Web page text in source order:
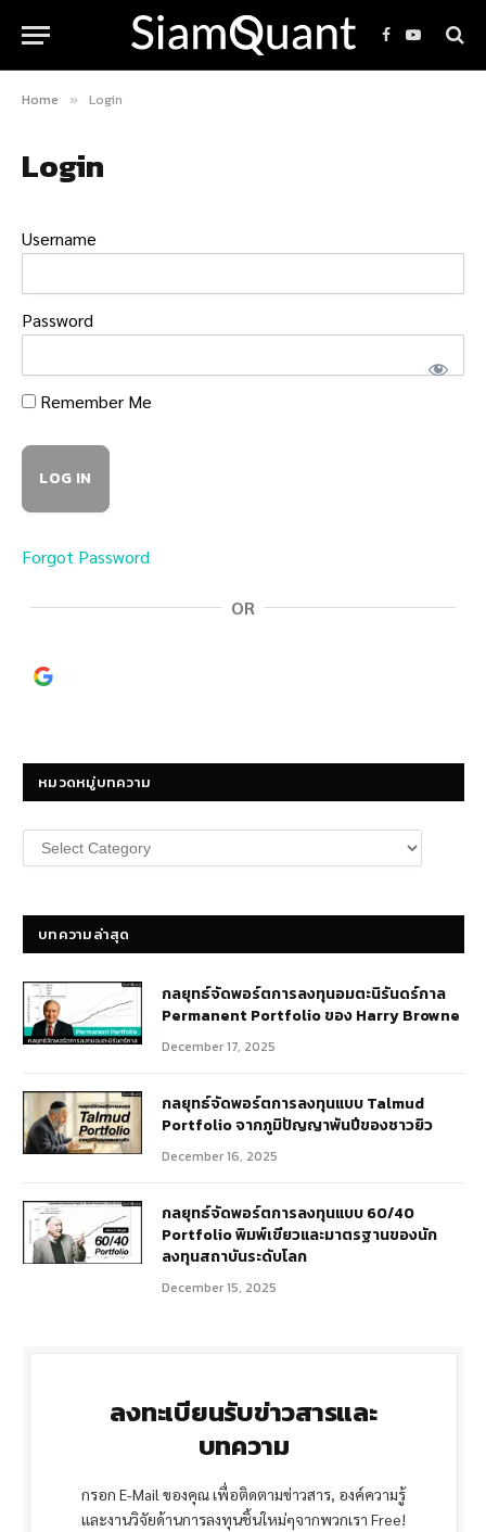
Facebook
YouTube
Home » Login
Login
Username
Password
Remember Me
Forgot Password
OR
หมวดหมู่บทความ
หมวด
หมู่
บทความล่าสุด
กลยุทธ์​จัดพอร์ตการลงทุนอมตะนิรันดร์กาล
Permanent Portfolio ของ Harry Browne
December 17, 2025
กลยุทธ์จัดพอร์ตการลงทุนแบบ Talmud
Portfolio จากภูมิปัญญาพันปีของชาวยิว
December 16, 2025
กลยุทธ์จัดพอร์ตการลงทุนแบบ 60/40
Portfolio พิมพ์เขียวและมาตรฐานของนัก
ลงทุนสถาบันระดับโลก
December 15, 2025
ลงทะเบียนรับข่าวสารและ
บทความ
กรอก E-Mail ของคุณ เพื่อติดตามข่าวสาร, องค์ความรู้
และงานวิจัยด้านการลงทุนชิ้นใหม่ๆจากพวกเรา Free!